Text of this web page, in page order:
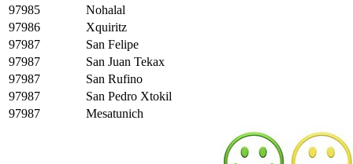
97985
Nohalal
97986
Xquiritz
97987
San Felipe
97987
San Juan Tekax
97987
San Rufino
97987
San Pedro Xtokil
97987
Mesatunich